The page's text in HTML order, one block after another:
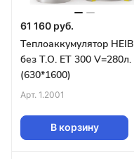
61 160 руб.
Теплоаккумулятор HEIB
без Т.О. ET 300 V=280л.
(630*1600)
Арт. 1.2001
В корзину